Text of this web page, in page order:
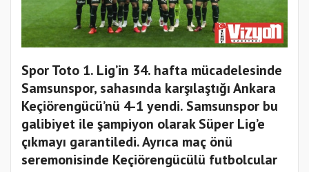
Spor Toto 1. Lig’in 34. hafta mücadelesinde
Samsunspor, sahasında karşılaştığı Ankara
Keçiörengücü’nü 4-1 yendi. Samsunspor bu
galibiyet ile şampiyon olarak Süper Lig’e
çıkmayı garantiledi. Ayrıca maç önü
seremonisinde Keçiörengücülü futbolcular